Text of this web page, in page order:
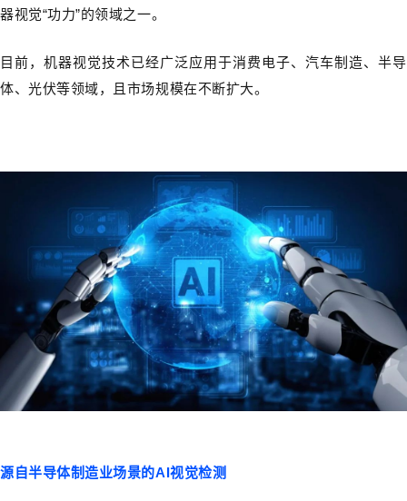
器视觉“功力”的领域之一。
目前，机器视觉技术已经广泛应用于消费电子、汽车制造、半导
体、光伏等领域，且市场规模在不断扩大。
源自半导体制造业场景的AI视觉检测